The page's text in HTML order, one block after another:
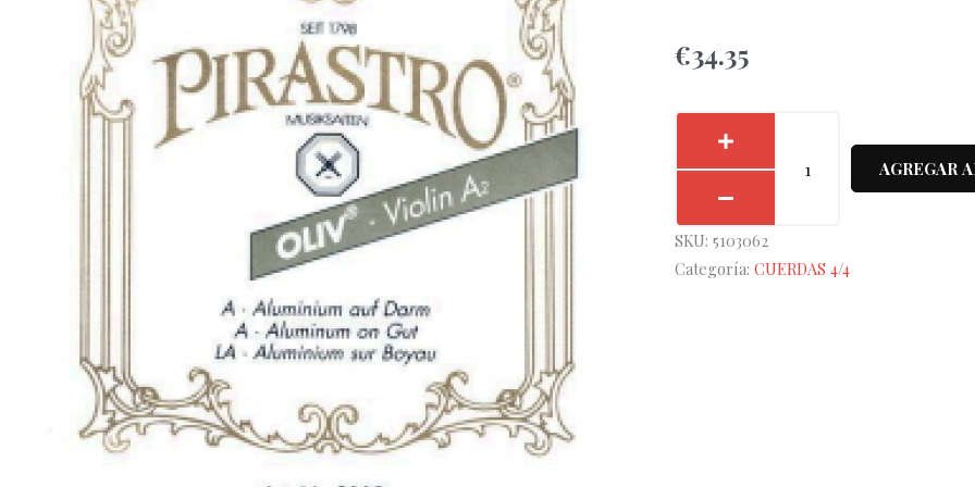
€34.35
AGREGAR
SKU: 5103062
Categoría: CUERDAS 4/4